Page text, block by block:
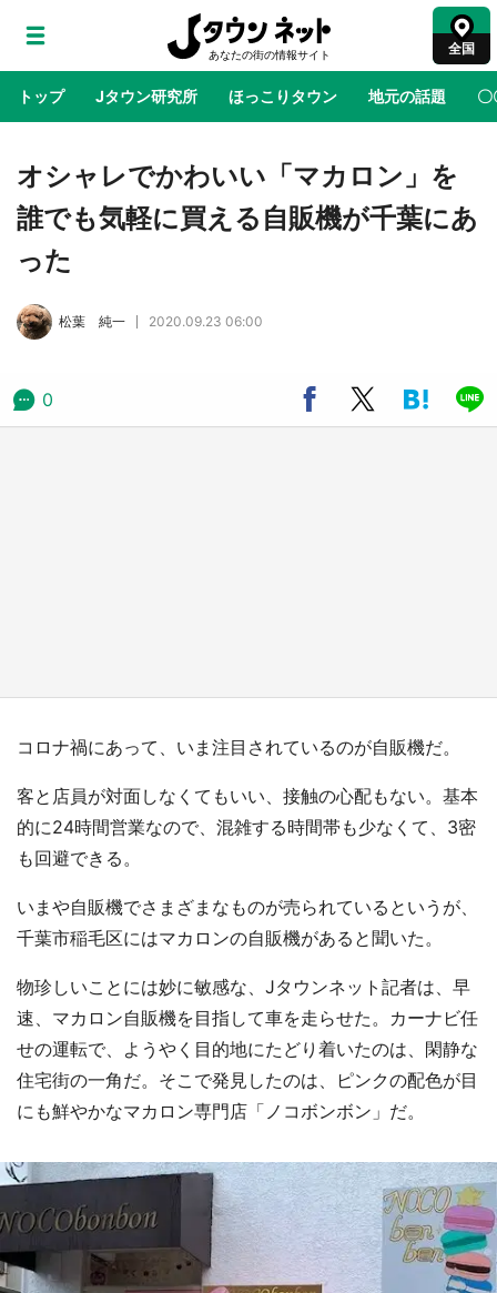
全国
トップ Jタウン研究所 ほっこりタウン 地元の話題 〇
地域×二次元 絶景 あの時はありがとう 物語がはじ
オシャレでかわいい「マカロン」を
誰でも気軽に買える自販機が千葉にあ
った
松葉 純一 2020.09.23 06:00
0
コロナ禍にあって、いま注目されているのが自販機だ。
客と店員が対面しなくてもいい、接触の心配もない。基本
的に24時間営業なので、混雑する時間帯も少なくて、3密
も回避できる。
いまや自販機でさまざまなものが売られているというが、
千葉市稲毛区にはマカロンの自販機があると聞いた。
物珍しいことには妙に敏感な、Jタウンネット記者は、早
速、マカロン自販機を目指して車を走らせた。カーナビ任
せの運転で、ようやく目的地にたどり着いたのは、閑静な
住宅街の一角だ。そこで発見したのは、ピンクの配色が目
にも鮮やかなマカロン専門店「ノコボンボン」だ。